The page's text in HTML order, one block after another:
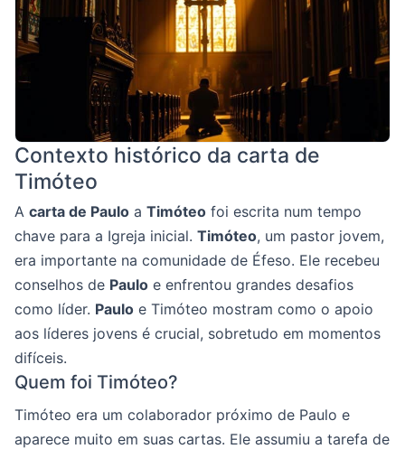
Contexto histórico da carta de
Timóteo
A carta de Paulo a Timóteo foi escrita num tempo
chave para a Igreja inicial. Timóteo, um pastor jovem,
era importante na comunidade de Éfeso. Ele recebeu
conselhos de Paulo e enfrentou grandes desafios
como líder. Paulo e Timóteo mostram como o apoio
aos líderes jovens é crucial, sobretudo em momentos
difíceis.
Quem foi Timóteo?
Timóteo era um colaborador próximo de Paulo e
aparece muito em suas cartas. Ele assumiu a tarefa de